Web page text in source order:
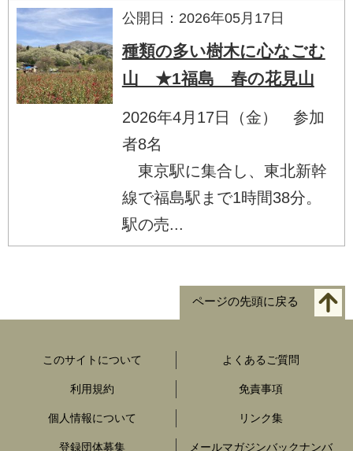
公開日：2026年05月17日
種類の多い樹木に心なごむ
山 ★1福島 春の花見山
2026年4月17日（金） 参加
者8名
東京駅に集合し、東北新幹
線で福島駅まで1時間38分。
駅の売...
ページの先頭に戻る
このサイトについて よくあるご質問
利用規約 免責事項
個人情報について リンク集
登録団体募集 メールマガジンバックナンバ